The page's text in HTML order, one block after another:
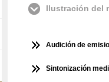
Ilustración del
Audición de
Sintonización